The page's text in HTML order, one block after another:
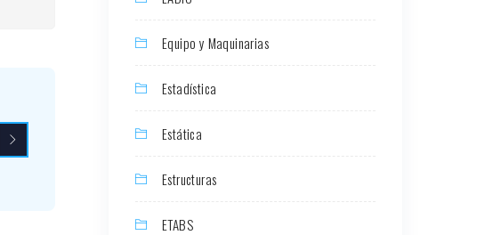
Equipo y Maquinarias
Estadística
Estática
Estructuras
ETABS